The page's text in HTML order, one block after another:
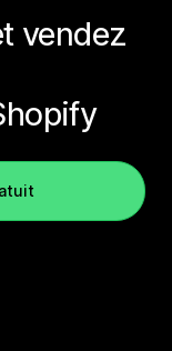
vendez